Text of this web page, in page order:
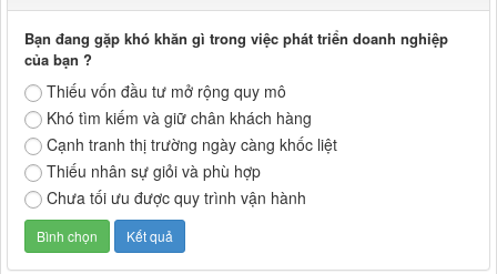
Bạn đang gặp khó khăn gì trong việc phát triển doanh nghiệp
của bạn ?
Thiếu vốn đầu tư mở rộng quy mô
Khó tìm kiếm và giữ chân khách hàng
Cạnh tranh thị trường ngày càng khốc liệt
Thiếu nhân sự giỏi và phù hợp
Chưa tối ưu được quy trình vận hành